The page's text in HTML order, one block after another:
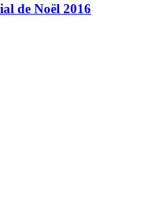
de Noël 2016